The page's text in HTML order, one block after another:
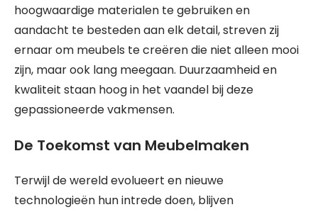
hoogwaardige materialen te gebruiken en
aandacht te besteden aan elk detail, streven zij
ernaar om meubels te creëren die niet alleen mooi
zijn, maar ook lang meegaan. Duurzaamheid en
kwaliteit staan hoog in het vaandel bij deze
gepassioneerde vakmensen.
De Toekomst van Meubelmaken
Terwijl de wereld evolueert en nieuwe
technologieën hun intrede doen, blijven